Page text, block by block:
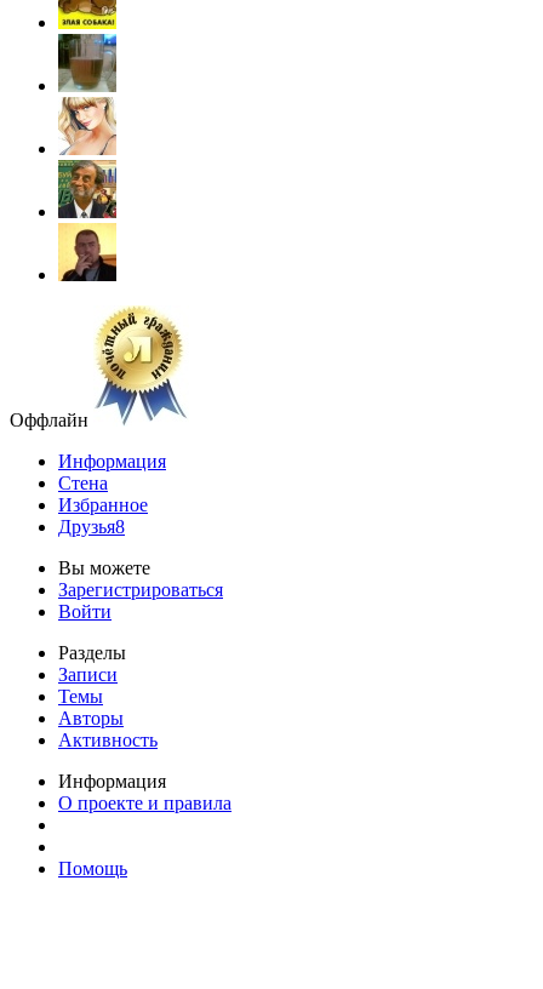
Оффлайн
Информация
Стена
Избранное
Друзья8
Вы можете
Зарегистрироваться
Войти
Разделы
Записи
Темы
Авторы
Активность
Информация
О проекте и правила
Помощь